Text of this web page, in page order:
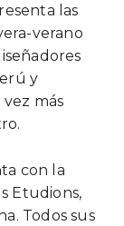
las
verano
y
más
con la
Etudions,
Todos sus